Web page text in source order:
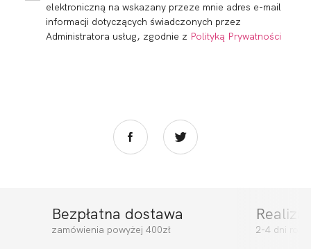
YES HALF CUP
YES FIGI WYSOKI
elektroniczną na wskazany przeze mnie adres e-mail
informacji dotyczących świadczonych przez
Administratora usług, zgodnie z Polityką Prywatności
Bezpłatna dostawa
zamówienia powyżej 400zł 2-4 dni